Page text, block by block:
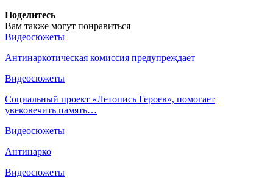
Поделитесь
Вам также могут понравиться
Видеосюжеты
Антинаркотическая комиссия предупреждает
Видеосюжеты
Социальный проект «Летопись Героев», помогает
увековечить память…
Видеосюжеты
Антинарко
Видеосюжеты